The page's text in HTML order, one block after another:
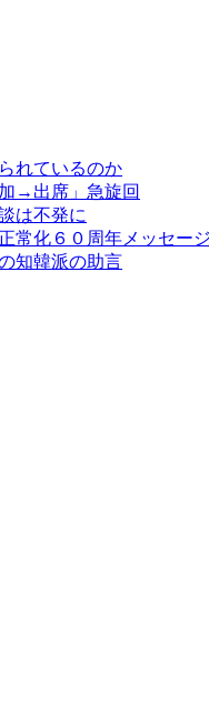
れているのか
→出席」急旋回
は不発に
化６０周年メッセージ
知韓派の助言